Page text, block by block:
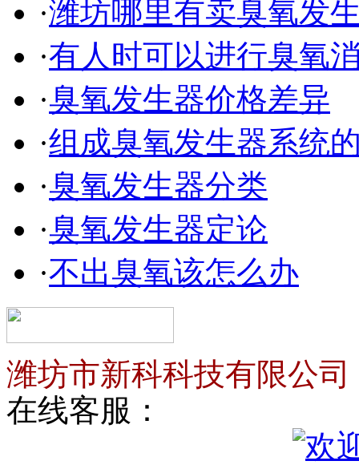
·潍坊哪里有卖臭氧发
·有人时可以进行臭氧
·臭氧发生器价格差异
·组成臭氧发生器系统
·臭氧发生器分类
·臭氧发生器定论
·不出臭氧该怎么办
潍坊市新科科技有限公司
在线客服：